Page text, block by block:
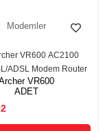
Modemler
VR600 AC2100
ADSL Modem Router
VR600
ADET